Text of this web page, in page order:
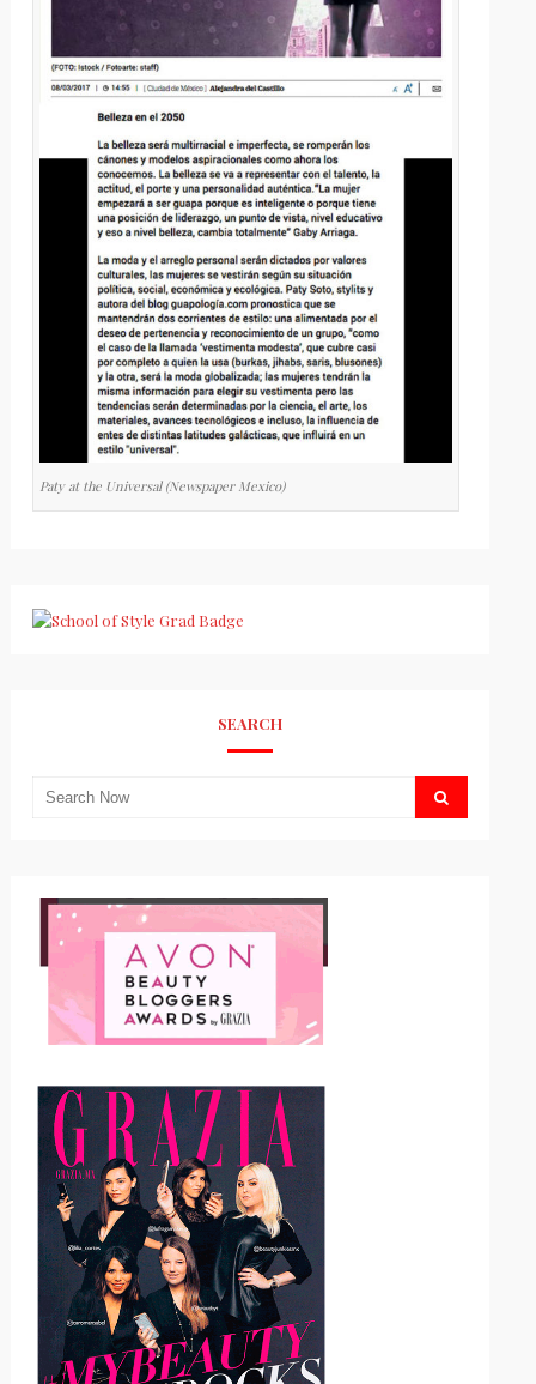
Paty at the Universal (Newspaper Mexico)
SEARCH